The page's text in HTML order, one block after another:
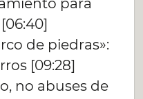
de piedras»:
[09:28]
no abuses de